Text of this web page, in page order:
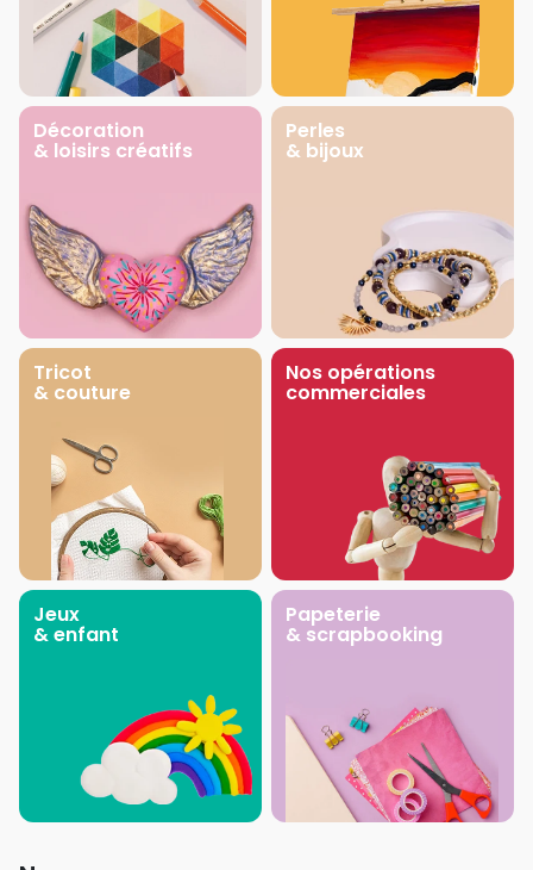
Décoration
& loisirs créatifs
Perles
& bijoux
Tricot
& couture
Nos opérations
commerciales
Jeux
& enfant
Papeterie
& scrapbooking